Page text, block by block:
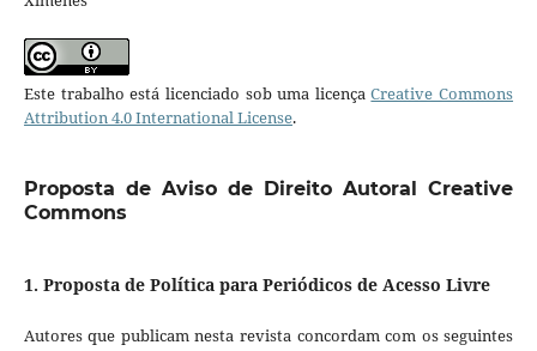
Este trabalho está licenciado sob uma licençaCreative Commons
Attribution 4.0 International License.
Proposta de Aviso de Direito Autoral Creative
Commons
1. Proposta de Política para Periódicos de Acesso Livre
Autores que publicam nesta revista concordam com os seguintes